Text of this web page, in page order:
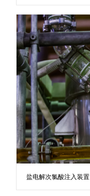
盐电解次氯酸注入装置